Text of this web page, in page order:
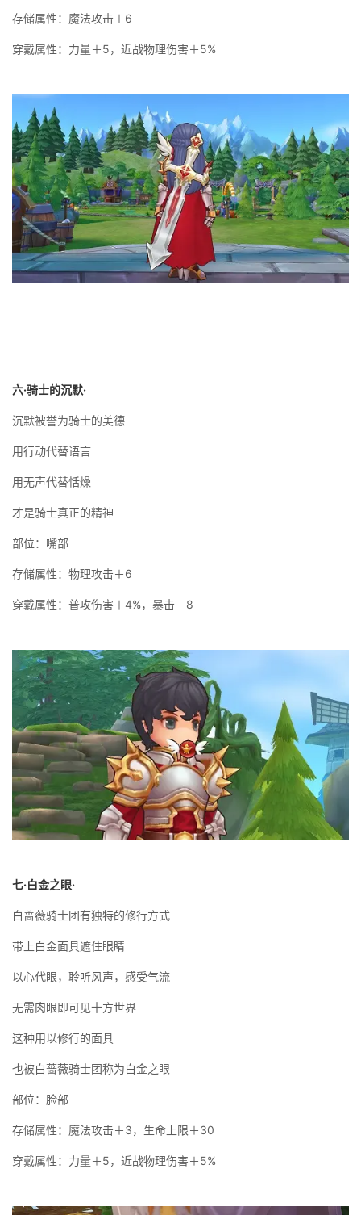
存储属性：魔法攻击＋6
穿戴属性：力量＋5，近战物理伤害＋5%
六·骑士的沉默·
沉默被誉为骑士的美德
用行动代替语言
用无声代替恬燥
才是骑士真正的精神
部位：嘴部
存储属性：物理攻击＋6
穿戴属性：普攻伤害＋4%，暴击－8
七·白金之眼·
白蔷薇骑士团有独特的修行方式
带上白金面具遮住眼睛
以心代眼，聆听风声，感受气流
无需肉眼即可见十方世界
这种用以修行的面具
也被白蔷薇骑士团称为白金之眼
部位：脸部
存储属性：魔法攻击＋3，生命上限＋30
穿戴属性：力量＋5，近战物理伤害＋5%